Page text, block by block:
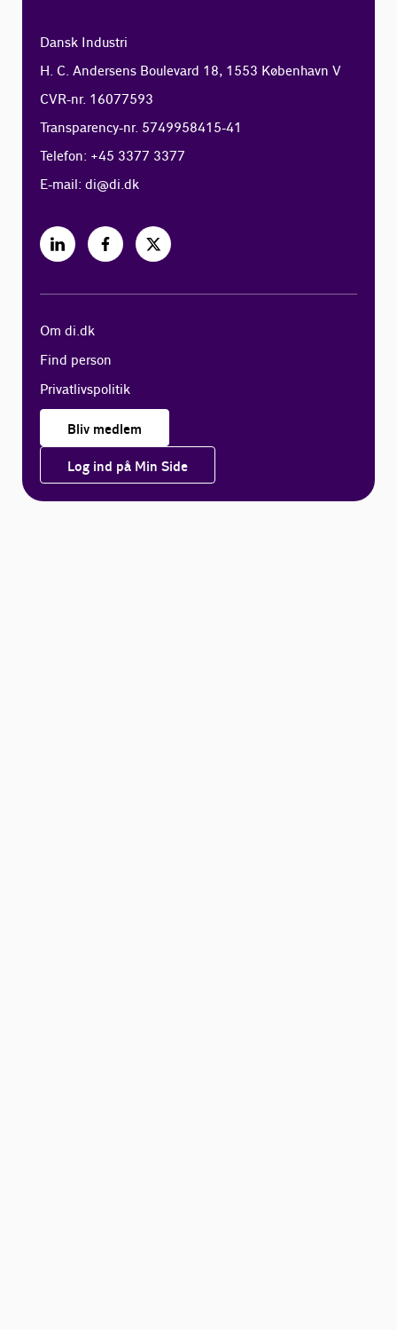
Dansk Industri
H. C. Andersens Boulevard 18, 1553 København V
CVR-nr. 16077593
Transparency-nr. 5749958415-41
Telefon: +45 3377 3377
E-mail:di@di.dk
Om di.dk
Find person
Privatlivspolitik
Bliv medlem
Log ind på Min Side